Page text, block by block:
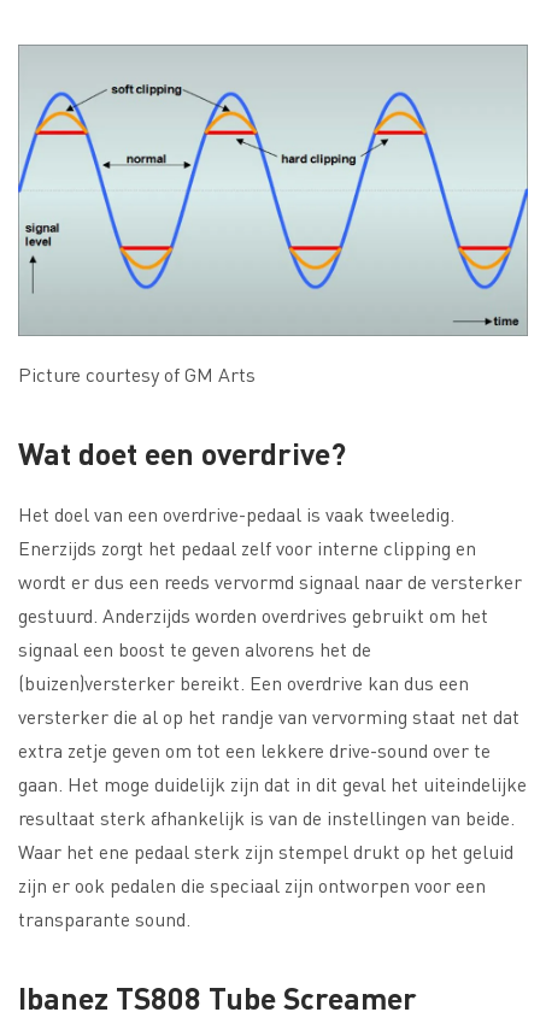
Picture courtesy of GM Arts
Wat doet een overdrive?
Het doel van een overdrive-pedaal is vaak tweeledig.
Enerzijds zorgt het pedaal zelf voor interne clipping en
wordt er dus een reeds vervormd signaal naar de versterker
gestuurd. Anderzijds worden overdrives gebruikt om het
signaal een boost te geven alvorens het de
(buizen)versterker bereikt. Een overdrive kan dus een
versterker die al op het randje van vervorming staat net dat
extra zetje geven om tot een lekkere drive-sound over te
gaan. Het moge duidelijk zijn dat in dit geval het uiteindelijke
resultaat sterk afhankelijk is van de instellingen van beide.
Waar het ene pedaal sterk zijn stempel drukt op het geluid
zijn er ook pedalen die speciaal zijn ontworpen voor een
transparante sound.
Ibanez TS808 Tube Screamer